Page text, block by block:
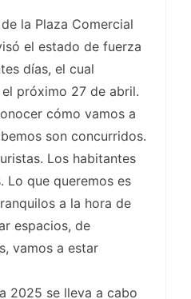
la Plaza Comercial
el estado de fuerza
días, el cual
próximo 27 de abril.
cómo vamos a
son concurridos.
Los habitantes
Lo que queremos es
a la hora de
espacios, de
vamos a estar
2025 se lleva a cabo